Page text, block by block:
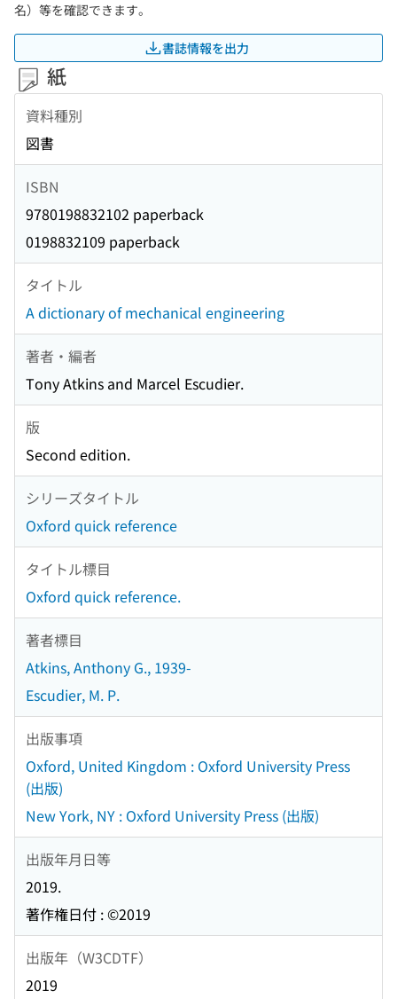
名）等を確認できます。
書誌情報を出力
紙
資料種別
図書
ISBN
9780198832102 paperback
0198832109 paperback
タイトル
A dictionary of mechanical engineering
著者・編者
Tony Atkins and Marcel Escudier.
版
Second edition.
シリーズタイトル
Oxford quick reference
タイトル標目
Oxford quick reference.
著者標目
Atkins, Anthony G., 1939-
Escudier, M. P.
出版事項
Oxford, United Kingdom : Oxford University Press
(出版)
New York, NY : Oxford University Press (出版)
出版年月日等
2019.
著作権日付 : ©2019
出版年（W3CDTF）
2019